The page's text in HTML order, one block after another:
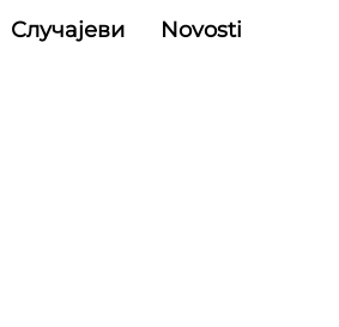
Случајеви
Novosti